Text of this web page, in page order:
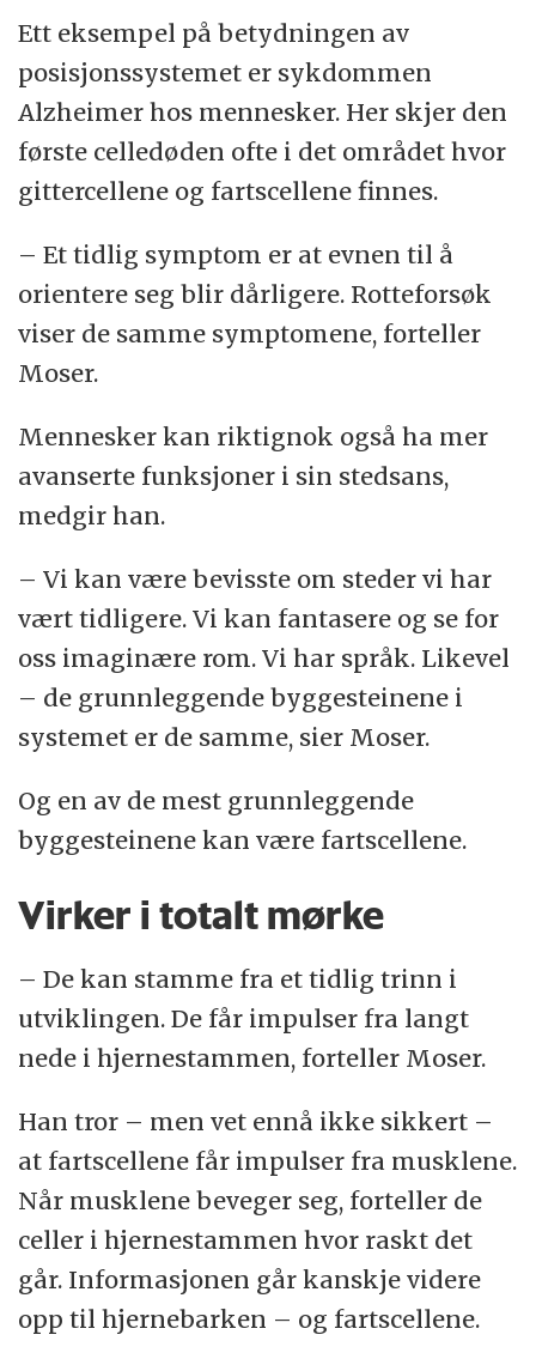
Ett eksempel på betydningen av
posisjonssystemet er sykdommen
Alzheimer hos mennesker. Her skjer den
første celledøden ofte i det området hvor
gittercellene og fartscellene finnes.
– Et tidlig symptom er at evnen til å
orientere seg blir dårligere. Rotteforsøk
viser de samme symptomene, forteller
Moser.
Mennesker kan riktignok også ha mer
avanserte funksjoner i sin stedsans,
medgir han.
– Vi kan være bevisste om steder vi har
vært tidligere. Vi kan fantasere og se for
oss imaginære rom. Vi har språk. Likevel
– de grunnleggende byggesteinene i
systemet er de samme, sier Moser.
Og en av de mest grunnleggende
byggesteinene kan være fartscellene.
Virker i totalt mørke
– De kan stamme fra et tidlig trinn i
utviklingen. De får impulser fra langt
nede i hjernestammen, forteller Moser.
Han tror – men vet ennå ikke sikkert –
at fartscellene får impulser fra musklene.
Når musklene beveger seg, forteller de
celler i hjernestammen hvor raskt det
går. Informasjonen går kanskje videre
opp til hjernebarken – og fartscellene.